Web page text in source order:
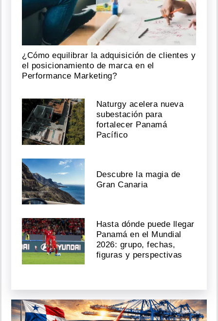
¿Cómo equilibrar la adquisición de clientes y
el posicionamiento de marca en el
Performance Marketing?
Naturgy acelera nueva
subestación para
fortalecer Panamá
Pacífico
Descubre la magia de
Gran Canaria
Hasta dónde puede llegar
Panamá en el Mundial
2026: grupo, fechas,
figuras y perspectivas